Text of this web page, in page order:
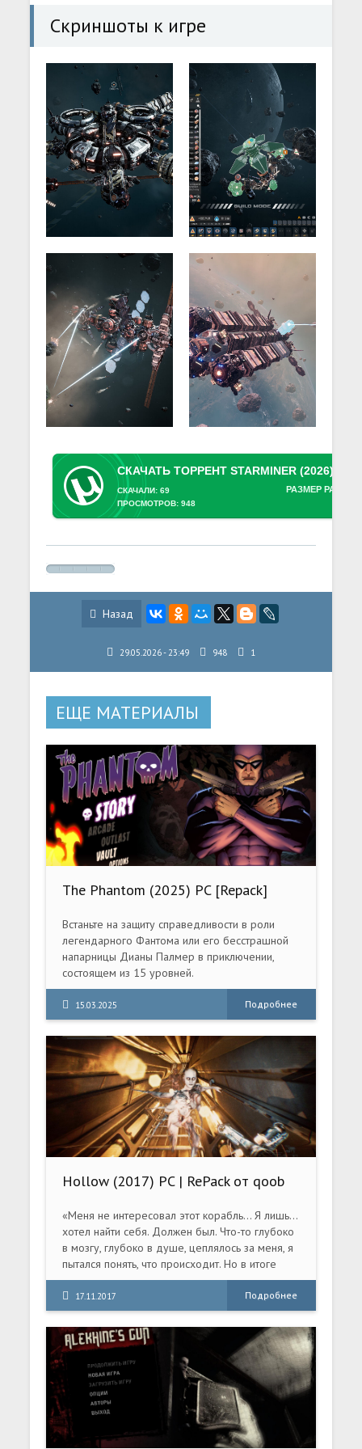
Скриншоты к игре
РАЗМЕР
СКАЧАЛИ: 69
ПРОСМОТРОВ: 948
Назад
29.05.2026 - 23:49 948 1
ЕЩЕ МАТЕРИАЛЫ
The Phantom (2025) PC [Repack]
Встаньте на защиту справедливости в роли
легендарного Фантома или его бесстрашной
напарницы Дианы Палмер в приключении,
состоящем из 15 уровней.
15.03.2025 Подробнее
Hollow (2017) PC | RePack от qoob
«Меня не интересовал этот корабль... Я лишь...
хотел найти себя. Должен был. Что-то глубоко
в мозгу, глубоко в душе, цеплялось за меня, я
пытался понять, что происходит. Но в итоге
ничего не получалось
17.11.2017 Подробнее